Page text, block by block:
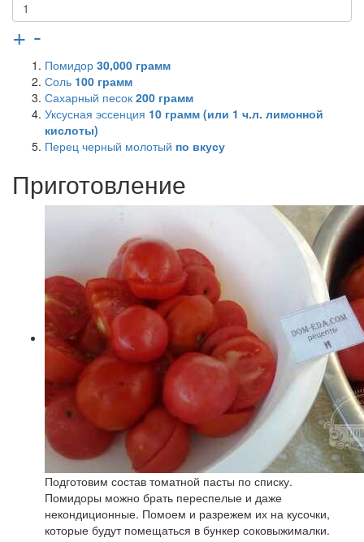
+ -
Помидор 30,000 грамм
Соль 100 грамм
Сахарный песок 200 грамм
Уксусная эссенция 10 грамм (или 1 ч.л. лимонной
кислоты)
Перец черный молотый по вкусу
Приготовление
Подготовим состав томатной пасты по списку.
Помидоры можно брать переспелые и даже
некондиционные. Помоем и разрежем их на кусочки,
которые будут помещаться в бункер соковыжималки.